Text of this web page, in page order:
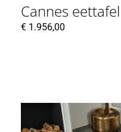
Cannes eettafel
€ 1.956,00